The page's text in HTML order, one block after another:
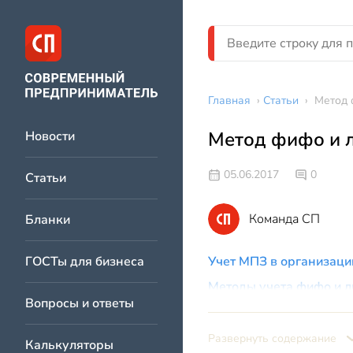
Новости
Статьи
Бланки
ГОСТы для бизнеса
Вопросы и ответы
Калькуляторы
Главная › Статьи › Метод
Метод фифо и
05.06.2017 0
Команда СП
Учет МПЗ в
Методы учета фифо и
Метод фифо и лифо ―
Развернуть содержание